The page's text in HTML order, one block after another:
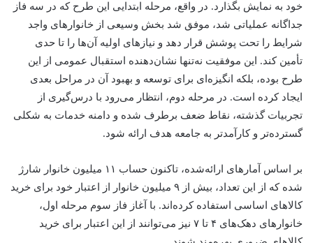
خود به نمایش بگذارد. در واقع، مرحله ابتدایی این طرح که در سه فاز
جداگانه عملیاتی شد، موفق شد بخش وسیعی از خانوارهای واجد
شرایط را تحت پوشش قرار دهد و نیازهای اولیه آن‌ها را تا حدی
تأمین کند. این موفقیت نه‌تنها نشان‌دهنده استقبال عمومی از این
طرح بوده، بلکه انگیزه‌ای برای توسعه و بهبود آن در مراحل بعدی
ایجاد کرده است. در مرحله دوم، انتظار می‌رود با درس‌گیری از
تجربیات گذشته، نقاط ضعف برطرف شده و دامنه خدمات به شکلی
گسترده‌تر و کارآمدتر به جامعه هدف ارائه شود.
بر اساس آمارهای ارائه‌شده، تاکنون حساب ۱۱ میلیون خانوار شارژ
شده که از این تعداد، بیش از ۹ میلیون خانوار از اعتبار خود برای خرید
کالاهای اساسی استفاده کرده‌اند. با آغاز فاز سوم مرحله اول،
خانوارهای دهک‌های ۴ تا ۷ نیز می‌توانند از این اعتبار برای خرید